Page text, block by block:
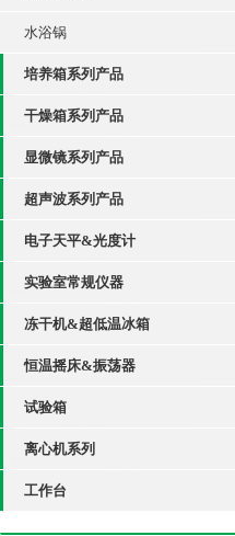
水浴锅
培养箱系列产品
干燥箱系列产品
显微镜系列产品
超声波系列产品
电子天平&光度计
实验室常规仪器
冻干机&超低温冰箱
恒温摇床&振荡器
试验箱
离心机系列
工作台